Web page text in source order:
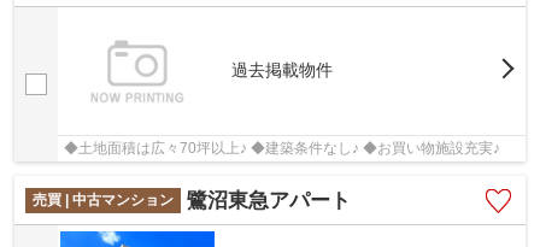
過去掲載物件
◆土地面積は広々70坪以上♪ ◆建築条件なし♪ ◆お買い物施設充実♪
売買 | 中古マンション 鷺沼東急アパート